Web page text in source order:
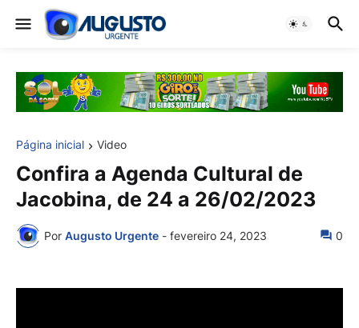
Página inicial Video
Confira a Agenda Cultural de
Jacobina, de 24 a 26/02/2023
Por Augusto Urgente - fevereiro 24, 2023 0